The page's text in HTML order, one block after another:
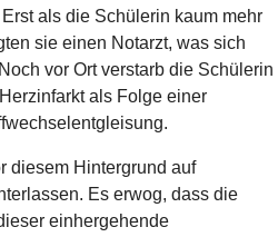
als die Schülerin kaum mehr
sie einen Notarzt, was sich
vor Ort verstarb die Schülerin
als Folge einer
diesem Hintergrund auf
Es erwog, dass die
einhergehende